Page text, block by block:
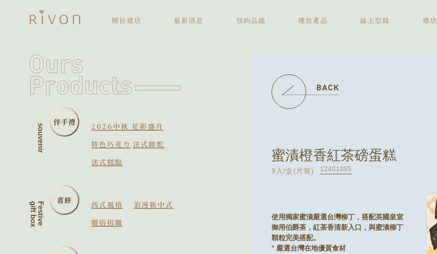
關於禮坊
最新消息 預約品鑑
禮坊產品
線上型錄 禮
souvenir
伴手禮
2026中秋 花影盛月
特色巧克力 法式餅乾
法式糕點
Festive
gift box
喜餅 西式風格
浪漫新中式
婚俗相關
蜜漬橙香紅茶磅蛋糕
9入/盒(片裝) 12401085
使用獨家蜜漬嚴選台灣柳丁，搭配英國皇室
御用伯爵茶，紅茶香清新入口，與蜜漬柳丁
顆粒完美搭配。
° 嚴選台灣在地優質食材